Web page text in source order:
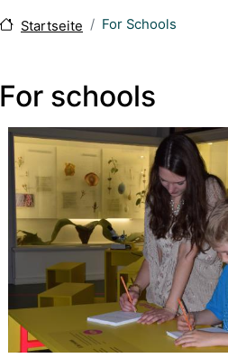
Startseite For Schools
For schools